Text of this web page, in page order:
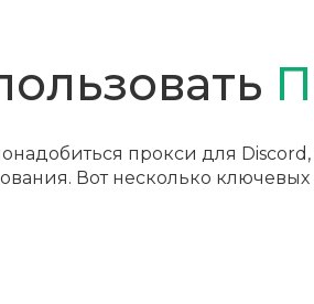
прокси для
Вот несколько